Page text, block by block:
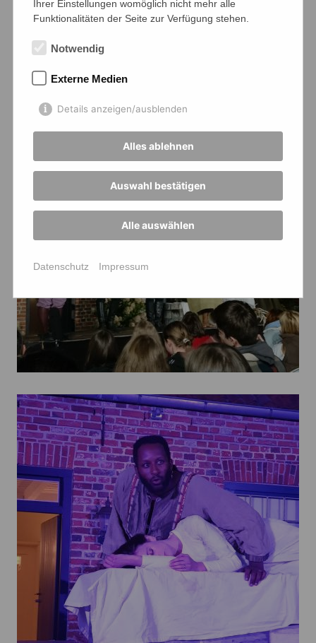
Ihrer Einstellungen womöglich nicht mehr alle
Funktionalitäten der Seite zur Verfügung stehen.
Notwendig
Externe Medien
Details anzeigen/ausblenden
Alles ablehnen
Auswahl bestätigen
Alle auswählen
Datenschutz Impressum